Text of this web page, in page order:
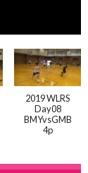
2019 WLRS
Day08
BMYvsGMB
4p